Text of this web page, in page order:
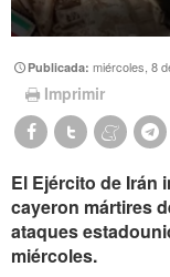
Publicada:miércoles, 8
Imprimir
El Ejército de Irán
cayeron mártires
ataques
miércoles.